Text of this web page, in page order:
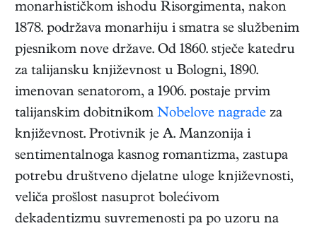
monarhističkom ishodu Risorgimenta, nakon
1878. podržava monarhiju i smatra se službenim
pjesnikom nove države. Od 1860. stječe katedru
za talijansku književnost u Bologni, 1890.
imenovan senatorom, a 1906. postaje prvim
talijanskim dobitnikom Nobelove nagrade za
književnost. Protivnik je A. Manzonija i
sentimentalnoga kasnog romantizma, zastupa
potrebu društveno djelatne uloge književnosti,
veliča prošlost nasuprot bolećivom
dekadentizmu suvremenosti pa po uzoru na